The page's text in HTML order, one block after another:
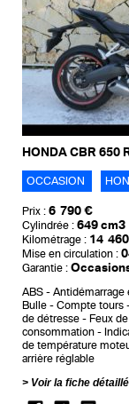
HONDA CBR 650
OCCASION
Prix : 6 790 €
Cylindrée : 649 cm3
Kilométrage : 14
Mise en circulation :
Garantie :
ABS Antidémarrage
Bulle
Compte tours
de détresse
Feux
consommation
de température
arrière réglable
Voir la fiche